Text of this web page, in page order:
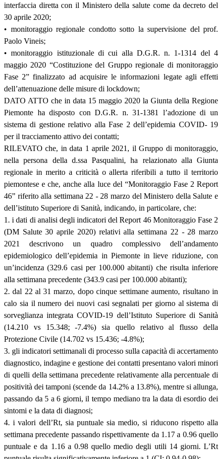
interfaccia diretta con il Ministero della salute come da decreto del
30 aprile 2020;
• monitoraggio regionale condotto sotto la supervisione del prof.
Paolo Vineis;
• monitoraggio istituzionale di cui alla D.G.R. n. 1-1314 del 4
maggio 2020 “Costituzione del Gruppo regionale di monitoraggio
Fase 2” finalizzato ad acquisire le informazioni legate agli effetti
dell’attenuazione delle misure di lockdown;
DATO ATTO che in data 15 maggio 2020 la Giunta della Regione
Piemonte ha disposto con D.G.R. n. 31-1381 l’adozione di un
sistema di gestione relativo alla Fase 2 dell’epidemia COVID- 19
per il tracciamento attivo dei contatti;
RILEVATO che, in data 1 aprile 2021, il Gruppo di monitoraggio,
nella persona della d.ssa Pasqualini, ha relazionato alla Giunta
regionale in merito a criticità o allerta riferibili a tutto il territorio
piemontese e che, anche alla luce del “Monitoraggio Fase 2 Report
46” riferito alla settimana 22 - 28 marzo del Ministero della Salute e
dell’istituto Superiore di Sanità, indicando, in particolare, che:
1. i dati di analisi degli indicatori del Report 46 Monitoraggio Fase 2
(DM Salute 30 aprile 2020) relativi alla settimana 22 - 28 marzo
2021 descrivono un quadro complessivo dell’andamento
epidemiologico dell’epidemia in Piemonte in lieve riduzione, con
un’incidenza (329.6 casi per 100.000 abitanti) che risulta inferiore
alla settimana precedente (343.9 casi per 100.000 abitanti);
2. dal 22 al 31 marzo, dopo cinque settimane aumento, risultano in
calo sia il numero dei nuovi casi segnalati per giorno al sistema di
sorveglianza integrata COVID-19 dell’Istituto Superiore di Sanità
(14.210 vs 15.348; -7.4%) sia quello relativo al flusso della
Protezione Civile (14.702 vs 15.436; -4.8%);
3. gli indicatori settimanali di processo sulla capacità di accertamento
diagnostico, indagine e gestione dei contatti presentano valori minori
di quelli della settimana precedente relativamente alla percentuale di
positività dei tamponi (scende da 14.2% a 13.8%), mentre si allunga,
passando da 5 a 6 giorni, il tempo mediano tra la data di esordio dei
sintomi e la data di diagnosi;
4. i valori dell’Rt, sia puntuale sia medio, si riducono rispetto alla
settimana precedente passando rispettivamente da 1.17 a 0.96 quello
puntuale e da 1.16 a 0.98 quello medio degli utili 14 giorni. L’Rt